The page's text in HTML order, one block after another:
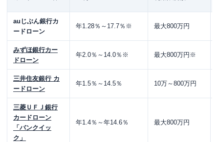
auじぶん銀行カ
ードローン
年1.28％～17.7％※ 最大800万円
みずほ銀行カー
ドローン
年2.0％～14.0％※ 最大800万円※
三井住友銀行 カ
ードローン
年1.5％～14.5％ 10万～800万円
三菱ＵＦＪ銀行
カードローン
「バンクイッ
ク」
年1.4％～年14.6％ 最大800万円